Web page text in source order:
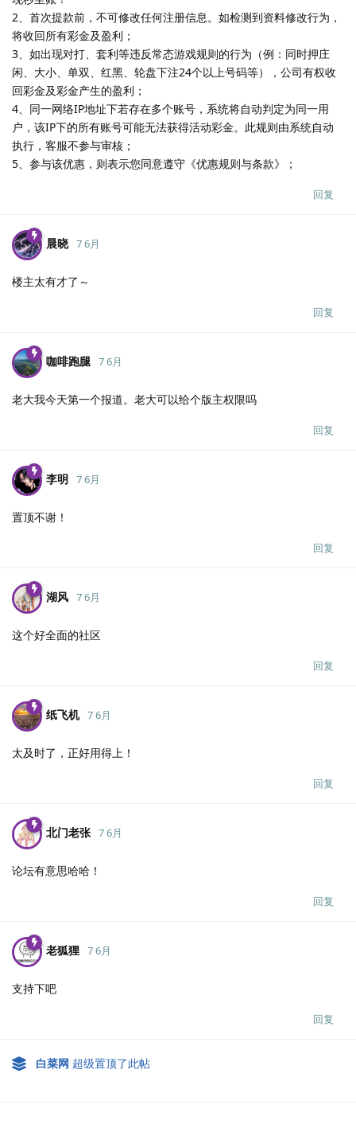
2、首次提款前，不可修改任何注册信息。如检测到资料修改行为，
将收回所有彩金及盈利；
3、如出现对打、套利等违反常态游戏规则的行为（例：同时押庄
闲、大小、单双、红黑、轮盘下注24个以上号码等），公司有权收
回彩金及彩金产生的盈利；
4、同一网络IP地址下若存在多个账号，系统将自动判定为同一用
户，该IP下的所有账号可能无法获得活动彩金。此规则由系统自动
执行，客服不参与审核；
5、参与该优惠，则表示您同意遵守《优惠规则与条款》；
回复
晨晓 7 6月
楼主太有才了～
回复
咖啡跑腿 7 6月
老大我今天第一个报道。老大可以给个版主权限吗
回复
李明 7 6月
置顶不谢！
回复
湖风 7 6月
这个好全面的社区
回复
纸飞机 7 6月
太及时了，正好用得上！
回复
北门老张 7 6月
论坛有意思哈哈！
回复
老狐狸 7 6月
支持下吧
回复
白菜网 超级置顶了此帖